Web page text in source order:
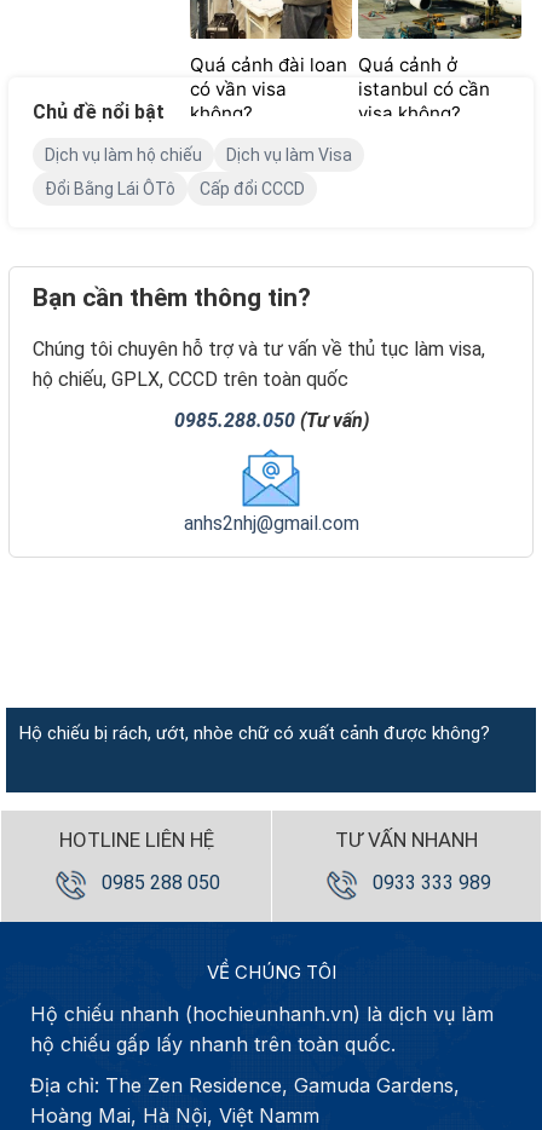
Quá cảnh ở
istanbul có cần
visa không?
Quá cảnh đài loan
có vần visa
không?
Chủ đề nổi bật
Dịch vụ làm hộ chiếu
Dịch vụ làm Visa
Đổi Bằng Lái ÔTô
Cấp đổi CCCD
Bạn cần thêm thông tin?
Chúng tôi chuyên hỗ trợ và tư vấn về thủ tục làm visa,
hộ chiếu, GPLX, CCCD trên toàn quốc
0985.288.050(Tư vấn)
anhs2nhj@gmail.com
Hộ chiếu bị rách, ướt, nhòe chữ có xuất cảnh được không?
HOTLINE LIÊN HỆ
0985 288 050
TƯ VẤN NHANH
0933 333 989
VỀ CHÚNG TÔI
Hộ chiếu nhanh (hochieunhanh.vn) là dịch vụ làm
hộ chiếu gấp lấy nhanh trên toàn quốc.
Địa chỉ: The Zen Residence, Gamuda Gardens,
Hoàng Mai, Hà Nội, Việt Namm